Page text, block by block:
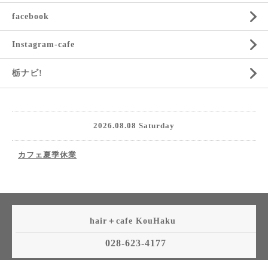
facebook
Instagram-cafe
栃ナビ!
2026.08.08 Saturday
カフェ夏季休業
hair＋cafe KouHaku
028-623-4177